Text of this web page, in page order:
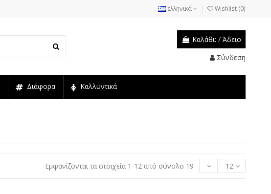
ελληνικά Wishlist (0)
Καλάθι: / Άδειο
Σύνδεση
Διάφορα Καλλυντικά
Εμφανίζονται τα στοιχεία 1-12 από σύνολο 19 12